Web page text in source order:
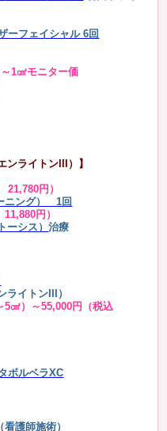
ーフェイシャル 6回
1㎠モニター価
ライトンIII）】
円）
ニング） 1回
円）
ーシス）治療
ライトンIII）
5㎠）～55,000円（税込
ボルベラXC
（看護師施術）